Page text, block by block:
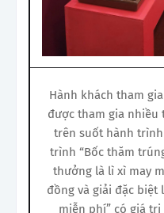
Hành khách tham
được tham gia nhiều
trên suốt hành
trình “Bốc thăm
thưởng là lì xì may
đồng và giải đặc biệt
miễn phí” có giá